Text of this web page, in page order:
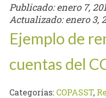
Publicado:enero 7,
Actualizado:enero 3,
Ejemplo de
cuentas del
Categorías: COPASST,